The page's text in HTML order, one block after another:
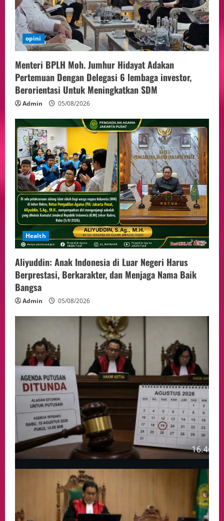
opini
Menteri BPLH Moh. Jumhur Hidayat Adakan
Pertemuan Dengan Delegasi 6 lembaga investor,
Berorientasi Untuk Meningkatkan SDM
Admin 05/08/2026
Health
Aliyuddin: Anak Indonesia di Luar Negeri Harus
Berprestasi, Berkarakter, dan Menjaga Nama Baik
Bangsa
Admin 05/08/2026